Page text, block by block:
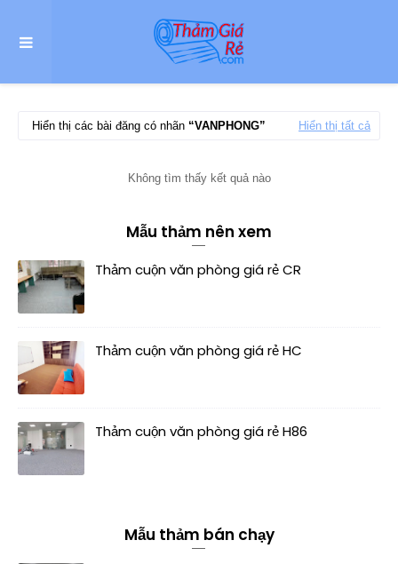
Hiển thị các bài đăng có nhãn VANPHONG Hiển thị tất cả
Không tìm thấy kết quả nào
Mẫu thảm nên xem
Thảm cuộn văn phòng giá rẻ CR
Thảm cuộn văn phòng giá rẻ HC
Thảm cuộn văn phòng giá rẻ H86
Mẫu thảm bán chạy